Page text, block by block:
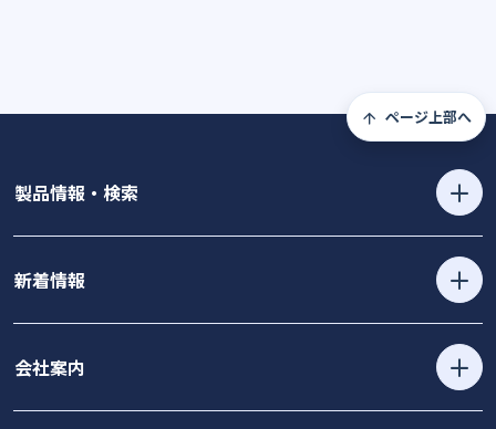
ページ上部へ
製品情報・検索
新着情報
会社案内